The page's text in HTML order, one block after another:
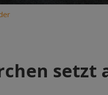
setzt